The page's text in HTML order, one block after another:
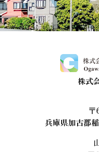
株式
〒
兵庫県加古郡